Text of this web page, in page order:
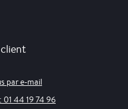
par e-mail
44 19 74 96